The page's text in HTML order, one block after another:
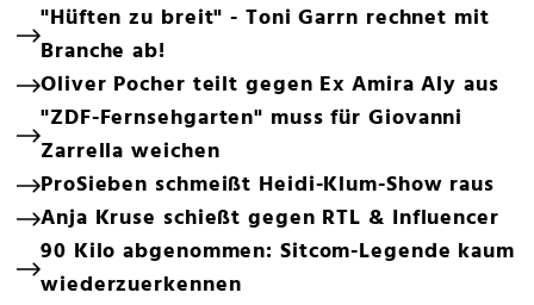
"Hüften zu breit" - Toni Garrn rechnet mit
Branche ab!
Oliver Pocher teilt gegen Ex Amira Aly aus
"ZDF-Fernsehgarten" muss für Giovanni
Zarrella weichen
ProSieben schmeißt Heidi-Klum-Show raus
Anja Kruse schießt gegen RTL & Influencer
90 Kilo abgenommen: Sitcom-Legende kaum
wiederzuerkennen